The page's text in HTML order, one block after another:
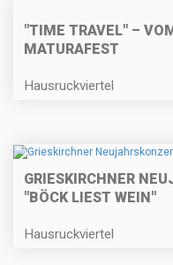
"TIME TRAVEL" –
MATURAFEST
Hausruckviertel
GRIESKIRCHNER
"BÖCK LIEST WEIN"
Hausruckviertel